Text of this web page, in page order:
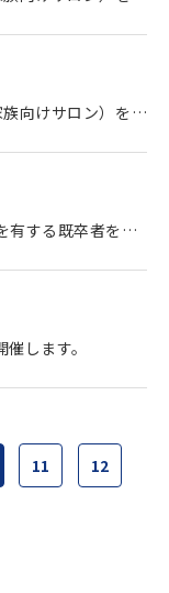
ン）を開催します。
見学を開催しています。
します。
11 12